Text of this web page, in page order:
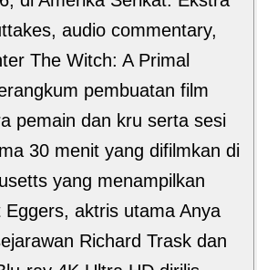
audio commentary,
The Witch: A Primal
pembuatan film
pemain dan kru serta sesi
30 menit yang difilmkan di
yang menampilkan
aktris utama Anya
Richard Trask dan